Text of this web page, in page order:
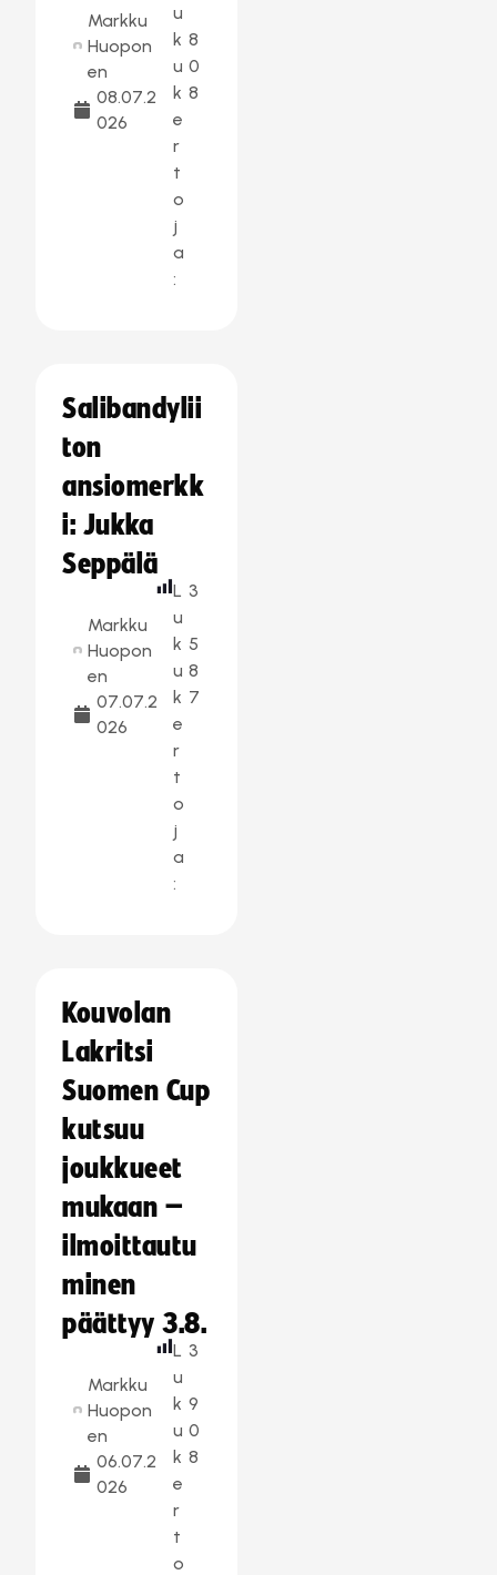
Markku
Huopon
en
08.07.2
026
u
k
u
k
e
r
t
o
j
a
:
8
0
8
Salibandylii
ton
ansiomerkk
i: Jukka
Seppälä
Markku
Huopon
en
07.07.2
026
L
u
k
u
k
e
r
t
o
j
a
:
3
5
8
7
Kouvolan
Lakritsi
Suomen Cup
kutsuu
joukkueet
mukaan –
ilmoittautu
minen
päättyy 3.8.
Markku
Huopon
en
06.07.2
026
L
u
k
u
k
e
r
t
o
3
9
0
8